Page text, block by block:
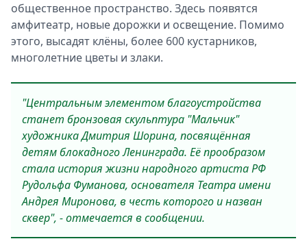
общественное пространство. Здесь появятся
амфитеатр, новые дорожки и освещение. Помимо
этого, высадят клёны, более 600 кустарников,
многолетние цветы и злаки.
"Центральным элементом благоустройства
станет бронзовая скульптура "Мальчик"
художника Дмитрия Шорина, посвящённая
детям блокадного Ленинграда. Её прообразом
стала история жизни народного артиста РФ
Рудольфа Фуманова, основателя Театра имени
Андрея Миронова, в честь которого и назван
сквер", - отмечается в сообщении.